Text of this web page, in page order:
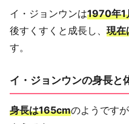
イ・ジョンウンは1970年1
後すくすくと成長し、 現
す。
イ・ジョンウンの身長と
身長は165cmのようです